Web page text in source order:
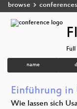
browse conferences
name
Einführung in
Wie lassen sich